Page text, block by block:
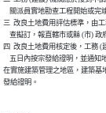
關派員實地勘查工程開始或完
三  改良土地費用評估標準，由
查擬訂，報直轄市或縣 (市) 政
四  改良土地費用核定後，工務
五日內按宗發給證明，並通
在實施建築管理之地區，建築基